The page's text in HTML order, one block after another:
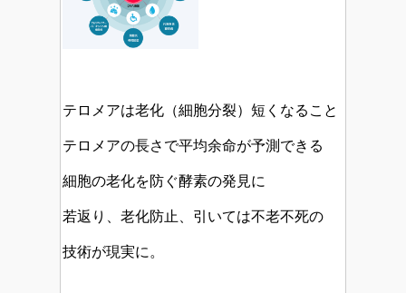
テロメアは老化（細胞分裂）短くなること
テロメアの長さで平均余命が予測できる
細胞の老化を防ぐ酵素の発見に
若返り、老化防止、引いては不老不死の
技術が現実に。